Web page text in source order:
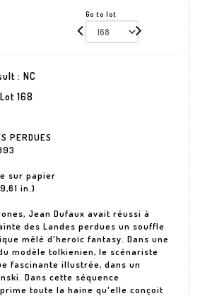
Go to lot
: NC
168
PERDUES
sur papier
in.)
Jean Dufaux avait réussi à
des Landes perdues un souffle
mêlé d'heroïc fantasy. Dans une
modèle tolkienien, le scénariste
fascinante illustrée, dans un
Dans cette séquence
toute la haine qu'elle conçoit